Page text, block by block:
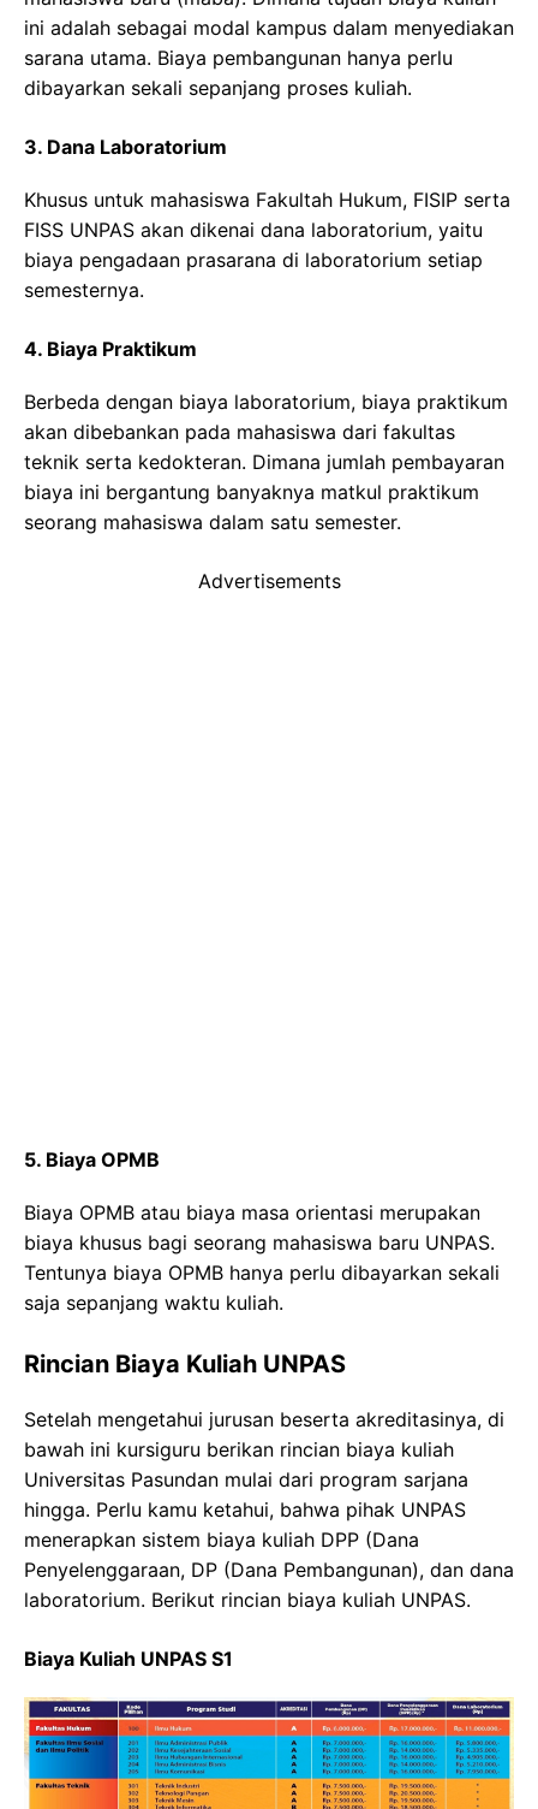
ini adalah sebagai modal kampus dalam menyediakan
sarana utama. Biaya pembangunan hanya perlu
dibayarkan sekali sepanjang proses kuliah.
3. Dana Laboratorium
Khusus untuk mahasiswa Fakultah Hukum, FISIP serta
FISS UNPAS akan dikenai dana laboratorium, yaitu
biaya pengadaan prasarana di laboratorium setiap
semesternya.
4. Biaya Praktikum
Berbeda dengan biaya laboratorium, biaya praktikum
akan dibebankan pada mahasiswa dari fakultas
teknik serta kedokteran. Dimana jumlah pembayaran
biaya ini bergantung banyaknya matkul praktikum
seorang mahasiswa dalam satu semester.
Advertisements
5. Biaya OPMB
Biaya OPMB atau biaya masa orientasi merupakan
biaya khusus bagi seorang mahasiswa baru UNPAS.
Tentunya biaya OPMB hanya perlu dibayarkan sekali
saja sepanjang waktu kuliah.
Rincian Biaya Kuliah UNPAS
Setelah mengetahui jurusan beserta akreditasinya, di
bawah ini kursiguru berikan rincian biaya kuliah
Universitas Pasundan mulai dari program sarjana
hingga. Perlu kamu ketahui, bahwa pihak UNPAS
menerapkan sistem biaya kuliah DPP (Dana
Penyelenggaraan, DP (Dana Pembangunan), dan dana
laboratorium. Berikut rincian biaya kuliah UNPAS.
Biaya Kuliah UNPAS S1